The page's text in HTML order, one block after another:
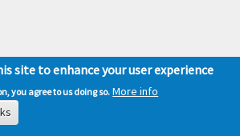
site to enhance your user experience
you agree to us doing so. More info